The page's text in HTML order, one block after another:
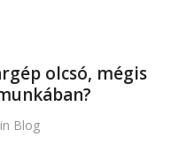
olcsó, mégis
in Blog